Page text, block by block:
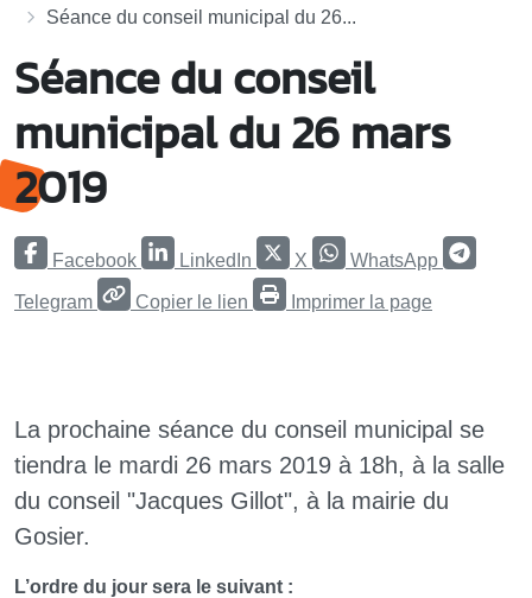
Séance du conseil municipal du 26...
Séance du conseil
municipal du 26 mars
2019
Facebook LinkedIn X WhatsApp
Telegram Copier le lien Imprimer la page
La prochaine séance du conseil municipal se
tiendra le mardi 26 mars 2019 à 18h, à la salle
du conseil "Jacques Gillot", à la mairie du
Gosier.
L’ordre du jour sera le suivant :